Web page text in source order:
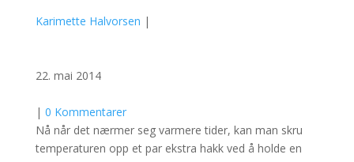
Karimette Halvorsen |
22. mai 2014
| 0 Kommentarer
Nå når det nærmer seg varmere tider, kan man skru
temperaturen opp et par ekstra hakk ved å holde en